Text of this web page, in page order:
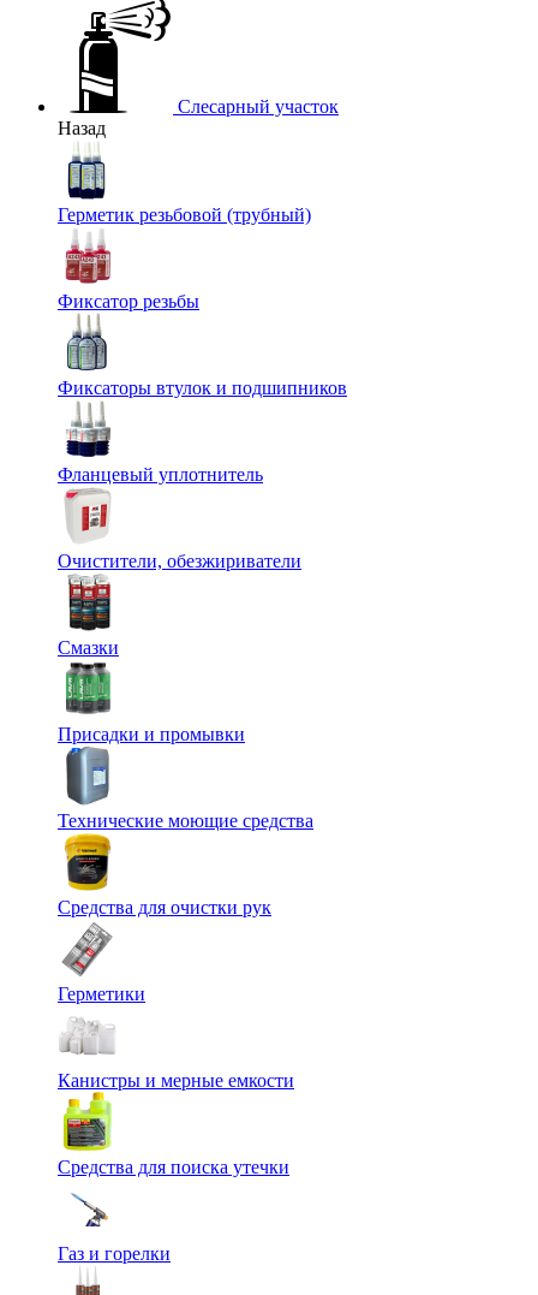
Слесарный участок
Назад
Герметик резьбовой (трубный)
Фиксатор резьбы
Фиксаторы втулок и подшипников
Фланцевый уплотнитель
Очистители, обезжириватели
Смазки
Присадки и промывки
Технические моющие средства
Средства для очистки рук
Герметики
Канистры и мерные емкости
Средства для поиска утечки
Газ и горелки